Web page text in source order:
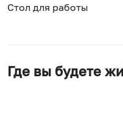
Стол для работы
Где вы будете